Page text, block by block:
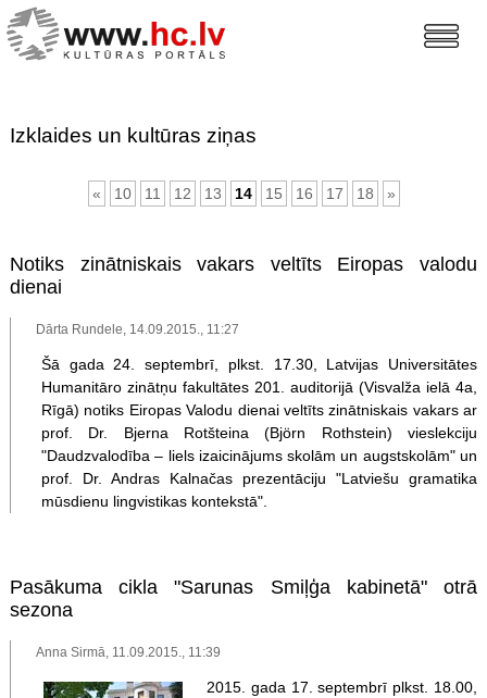
Izklaides un kultūras ziņas
« 10 11 12 13 14 15 16 17 18 »
Notiks zinātniskais vakars veltīts Eiropas valodu
dienai
Dārta Rundele, 14.09.2015., 11:27
Šā gada 24. septembrī, plkst. 17.30, Latvijas Universitātes
Humanitāro zinātņu fakultātes 201. auditorijā (Visvalža ielā 4a,
Rīgā) notiks Eiropas Valodu dienai veltīts zinātniskais vakars ar
prof. Dr. Bjerna Rotšteina (Björn Rothstein) vieslekciju
"Daudzvalodība – liels izaicinājums skolām un augstskolām" un
prof. Dr. Andras Kalnačas prezentāciju "Latviešu gramatika
mūsdienu lingvistikas kontekstā".
Pasākuma cikla "Sarunas Smiļģa kabinetā" otrā
sezona
Anna Sirmā, 11.09.2015., 11:39
2015. gada 17. septembrī plkst. 18.00,